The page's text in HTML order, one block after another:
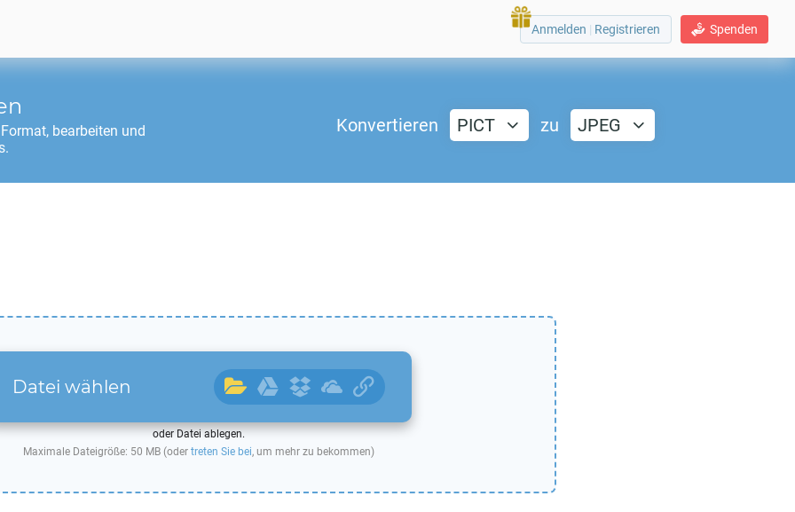
Spenden
Anmelden | Registrieren
Format, bearbeiten und
Konvertieren PICT zu JPEG
Datei wählen
oder Datei ablegen.
Maximale Dateigröße: 50 MB (oder treten Sie bei, um mehr zu bekommen)